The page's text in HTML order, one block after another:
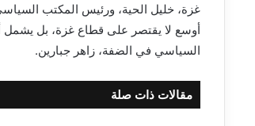
غزة، خليل الحية، ورئيس المكتب
أوسع لا يقتصر على قطاع غزة، بل يشمل
السياسي في الضفة، زاهر جبارين.
مقالات ذات صلة